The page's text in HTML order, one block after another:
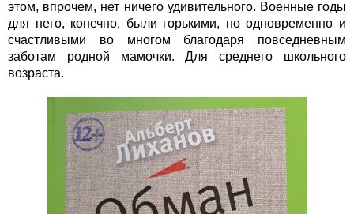
этом, впрочем, нет ничего удивительного. Военные годы
для него, конечно, были горькими, но одновременно и
счастливыми во многом благодаря повседневным
заботам родной мамочки. Для среднего школьного
возраста.